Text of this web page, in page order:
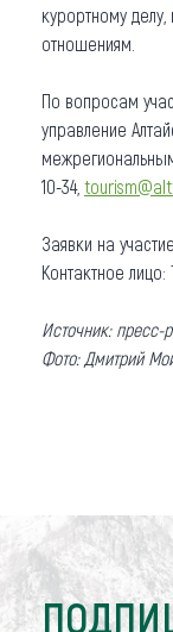
курортному
отношениям.
По вопросам
управление
10-34,
Заявки на
Контактное
Источник: пресс-
Фото: Дмитрий